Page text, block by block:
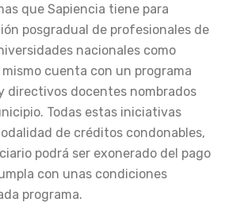
que Sapiencia tiene para
posgradual de profesionales de
nacionales como
cuenta con un programa
directivos docentes nombrados
Todas estas iniciativas
de créditos condonables,
podrá ser exonerado del pago
con unas condiciones
programa.